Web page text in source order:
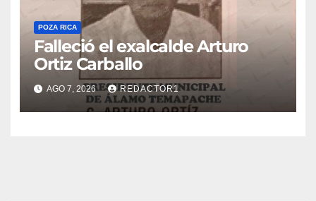
POZA RICA
Falleció el exalcalde Arturo
Ortiz Carballo
AGO 7, 2026 REDACTOR1